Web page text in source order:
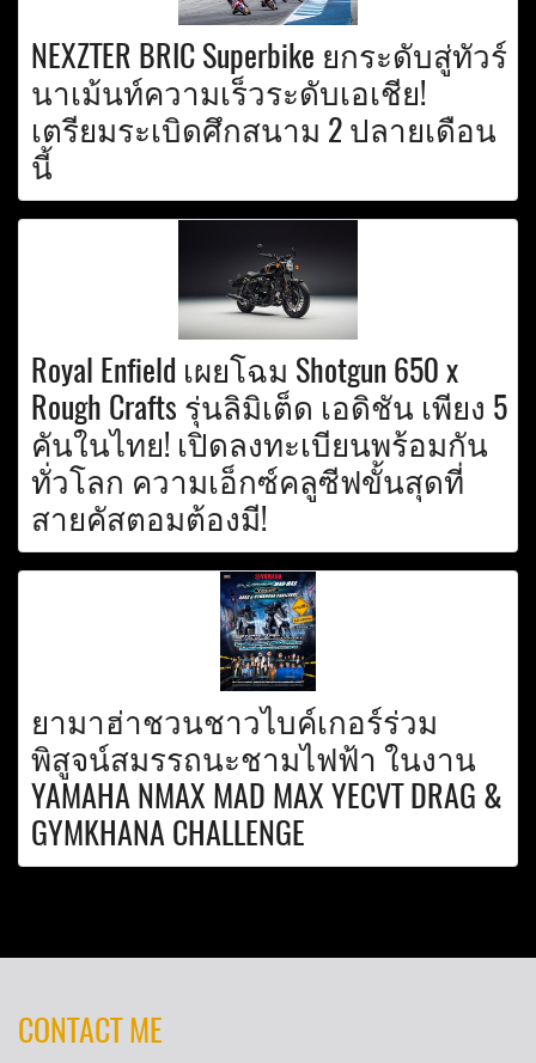
NEXZTER BRIC Superbike ยกระดับสู่ทัวร์
นาเม้นท์ความเร็วระดับเอเชีย!
เตรียมระเบิดศึกสนาม 2 ปลายเดือน
นี้
Royal Enfield เผยโฉม Shotgun 650 x
Rough Crafts รุ่นลิมิเต็ด เอดิชัน เพียง 5
คันในไทย! เปิดลงทะเบียนพร้อมกัน
ทั่วโลก ความเอ็กซ์คลูซีฟขั้นสุดที่
สายคัสตอมต้องมี!
ยามาฮ่าชวนชาวไบค์เกอร์ร่วม
พิสูจน์สมรรถนะชามไฟฟ้า ในงาน
YAMAHA NMAX MAD MAX YECVT DRAG &
GYMKHANA CHALLENGE
CONTACT ME